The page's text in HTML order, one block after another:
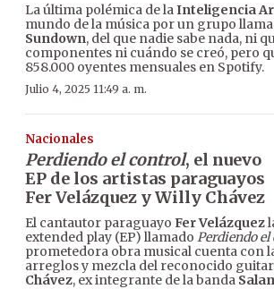
La última polémica de laInteligencia
mundo de la música por un grupo
Sundown, del que nadie sabe nada, ni
componentes ni cuándo se creó, pero
858.000 oyentes mensuales en Spotify.
Julio 4, 2025 11:49 a. m.
Nacionales
Perdiendo el control, el nuevo
EP de los artistas paraguayos
Fer Velázquez y Willy Chávez
El cantautor paraguayo Fer Velázquez
extended play (EP) llamado Perdiendo
prometedora obra musical cuenta con
arreglos y mezcla del reconocido
Chávez, ex integrante de la banda